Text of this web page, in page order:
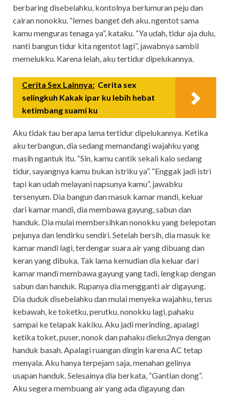
berbaring disebelahku, kontolnya berlumuran peju dan
cairan nonokku. “lemes banget deh aku, ngentot sama
kamu menguras tenaga ya”, kataku. “Ya udah, tidur aja dulu,
nanti bangun tidur kita ngentot lagi”, jawabnya sambil
memelukku. Karena lelah, aku tertidur dipelukannya.
Cerita Sex Lainnya: Cerita sex
selingkuh Kakak ipar ku lebih hebat
ketimbang suami ku
Aku tidak tau berapa lama tertidur dipelukannya. Ketika
aku terbangun, dia sedang memandangi wajahku yang
masih ngantuk itu. “Sin, kamu cantik sekali kalo sedang
tidur, sayangnya kamu bukan istriku ya”. “Enggak jadi istri
tapi kan udah melayani napsunya kamu”, jawabku
tersenyum. Dia bangun dan masuk kamar mandi, keluar
dari kamar mandi, dia membawa gayung, sabun dan
handuk. Dia mulai membersihkan nonokku yang belepotan
pejunya dan lendirku sendiri. Setelah bersih, dia masuk ke
kamar mandi lagi, terdengar suara air yang dibuang dan
keran yang dibuka. Tak lama kemudian dia keluar dari
kamar mandi membawa gayung yang tadi, lengkap dengan
sabun dan handuk. Rupanya dia mengganti air digayung.
Dia duduk disebelahku dan mulai menyeka wajahku, terus
kebawah, ke toketku, perutku, nonokku lagi, pahaku
sampai ke telapak kakiku. Aku jadi merinding, apalagi
ketika toket, puser, nonok dan pahaku dielus2nya dengan
handuk basah. Apalagi ruangan dingin karena AC tetap
menyala. Aku hanya terpejam saja, menahan gelinya
usapan handuk. Selesainya dia berkata, “Gantian dong”.
Aku segera membuang air yang ada digayung dan